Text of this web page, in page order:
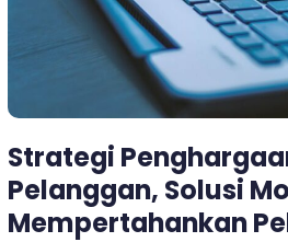
Strategi
Pelanggan, Solusi
Mempertahankan
Pelanggan
Setia